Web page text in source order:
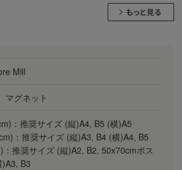
Mill
マグネット
：推奨サイズ (縦)A4, B5 (横)A5
：推奨サイズ (縦)A3, B4 (横)A4, B5
：推奨サイズ (縦)A2, B2, 50x70cmポス
)A3, B3